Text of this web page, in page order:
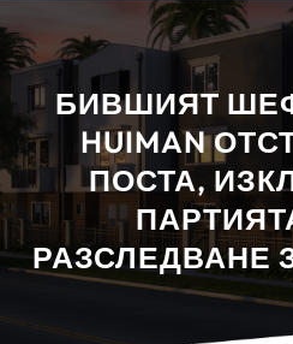
БИВШИЯТ ШЕФ
HUIMAN
ПОСТА,
РАЗСЛЕДВАНЕ